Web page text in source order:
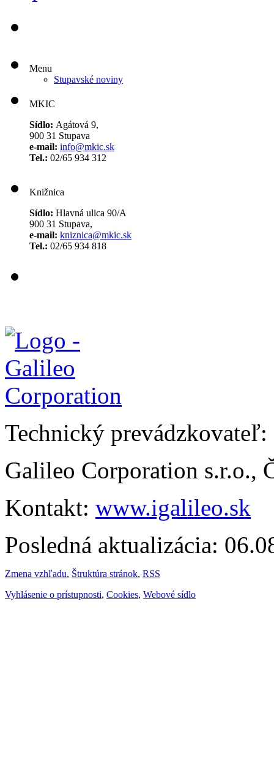
Menu
Stupavské noviny
MKIC
Sídlo: Agátová 9,
900 31 Stupava
e-mail: info@mkic.sk
Tel.: 02/65 934 312
Knižnica
Sídlo: Hlavná ulica 90/A
900 31 Stupava,
e-mail: kniznica@mkic.sk
Tel.: 02/65 934 818
Technický prevádzkovateľ:
Galileo Corporation s.r.o.,
Kontakt: www.igalileo.sk
Posledná aktualizácia:
Zmena vzhľadu, Štruktúra stránok, RSS
Vyhlásenie o prístupnosti, Cookies, Webové sídlo